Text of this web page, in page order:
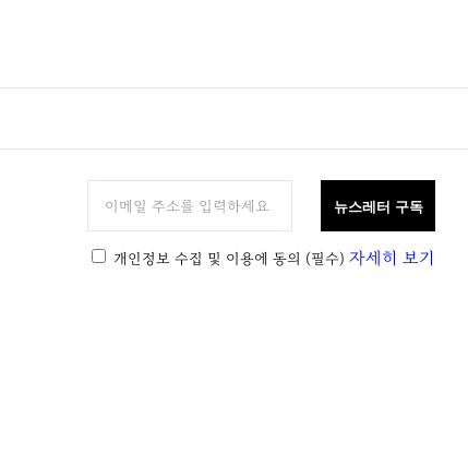
뉴스레터 구독
개인정보 수집 및 이용에 동의 (필수) 자세히 보기